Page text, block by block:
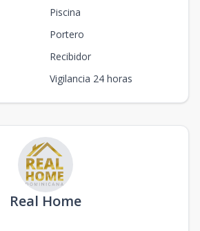
Piscina
Portero
Recibidor
Vigilancia 24 horas
Real Home